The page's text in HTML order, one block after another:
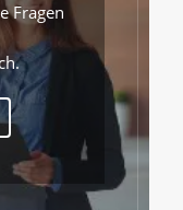
Fragen